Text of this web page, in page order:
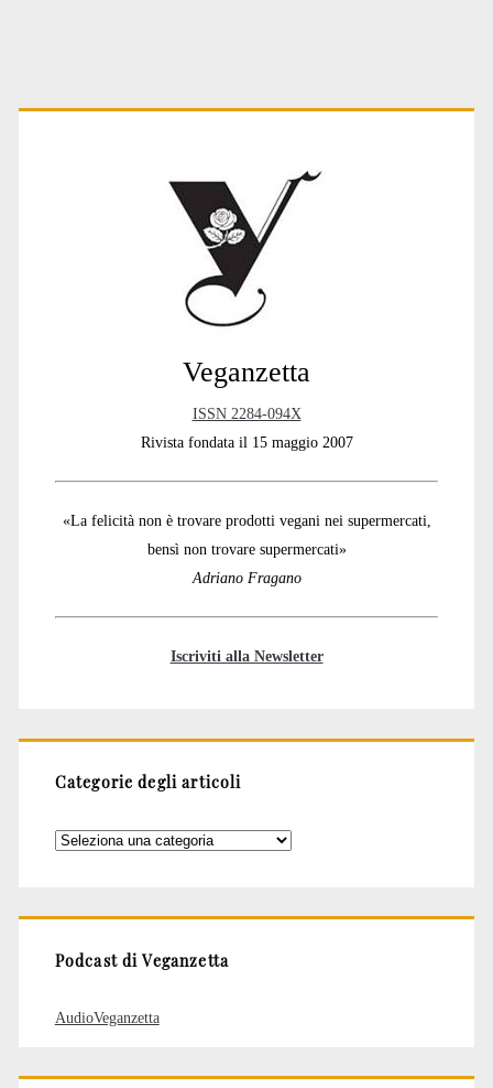
Primary
Veganzetta
ISSN 2284-094X
Rivista fondata il 15 maggio 2007
«La felicità non è trovare prodotti vegani nei supermercati,
bensì non trovare supermercati»
Adriano Fragano
Iscriviti alla Newsletter
Categorie degli articoli
Categorie
Podcast di Veganzetta
AudioVeganzetta